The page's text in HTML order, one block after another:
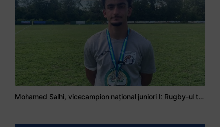
Mohamed Salhi, vicecampion național juniori I: Rugby-ul te învață să accepți și înfrângerile